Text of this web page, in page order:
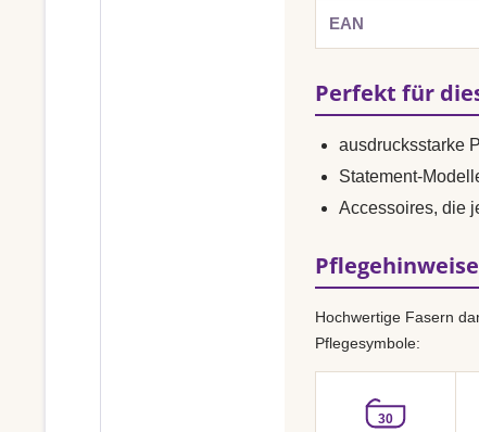
EAN
Perfekt für
ausdrucksstarke
Statement-
Accessoires, die
Pflegehinweise
Hochwertige Fasern
Pflegesymbole:
30